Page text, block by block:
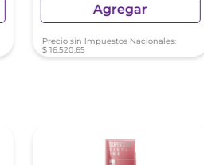
Agregar
Precio sin Impuestos Nacionales:
$ 16.520,65